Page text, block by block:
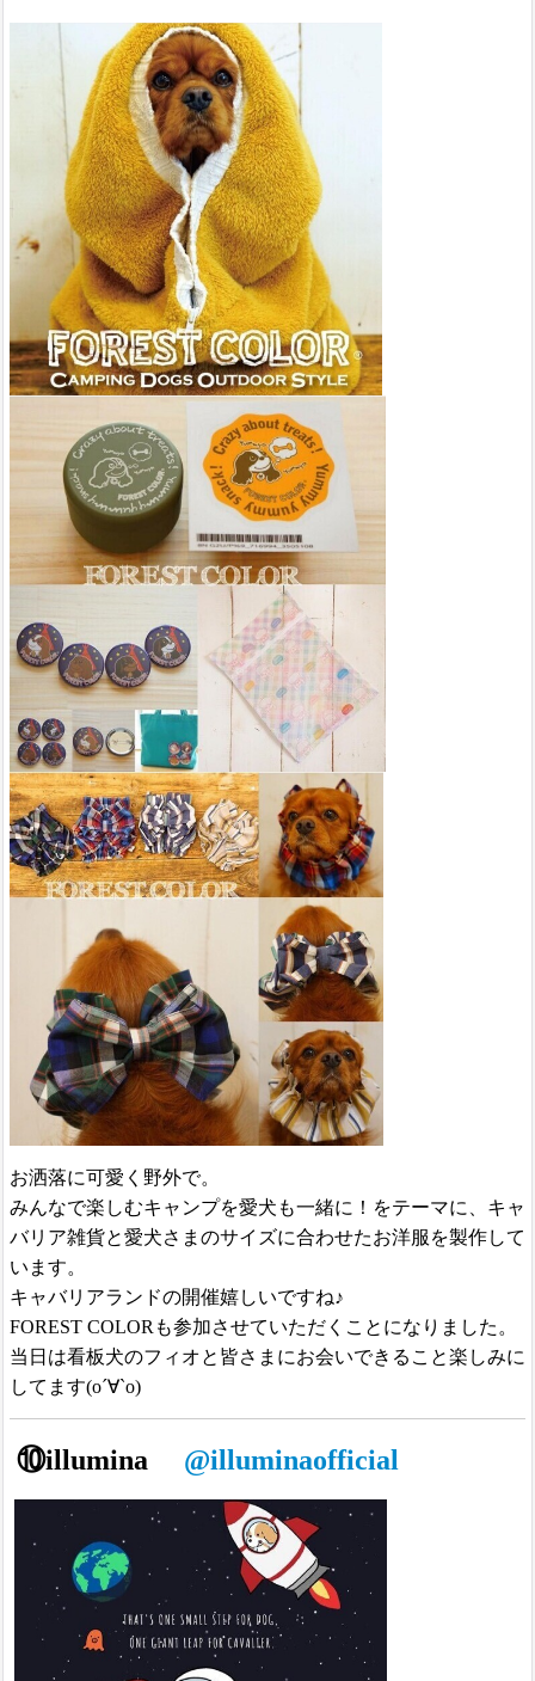
お洒落に可愛く野外で。
みんなで楽しむキャンプを愛犬も一緒に！をテーマに、キャ
バリア雑貨と愛犬さまのサイズに合わせたお洋服を製作して
います。
キャバリアランドの開催嬉しいですね♪
FOREST COLORも参加させていただくことになりました。
当日は看板犬のフィオと皆さまにお会いできること楽しみに
してます(о´∀`о)
⑩illumina @illuminaofficial